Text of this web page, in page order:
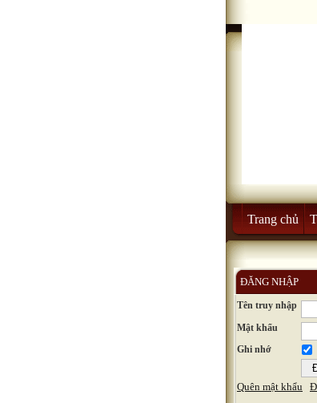
Trang chủ
ĐĂNG NHẬP
Tên truy nhập
Mật khẩu
Ghi nhớ
Quên mật khẩu